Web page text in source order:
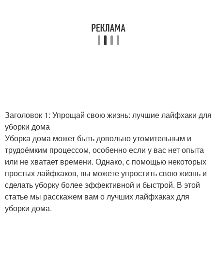
Уборка в доме Лайфхаки по уборке
Уборка в квартире Уборки в квартире
Заголовок 1: Упрощай свою жизнь: лучшие лайфхаки для
уборки дома
Уборка дома может быть довольно утомительным и
трудоёмким процессом, особенно если у вас нет опыта
или не хватает времени. Однако, с помощью некоторых
простых лайфхаков, вы можете упростить свою жизнь и
сделать уборку более эффективной и быстрой. В этой
статье мы расскажем вам о лучших лайфхаках для
уборки дома.